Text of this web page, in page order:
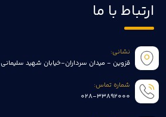
ارتباط با ما
نشانی:
قزوین - میدان سرداران-خیابان شهید سلیمانی
شماره تماس:
028-33892000